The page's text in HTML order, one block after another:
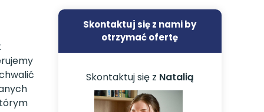
Skontaktuj się z nami by
otrzymać ofertę
Skontaktuj się z Natalią